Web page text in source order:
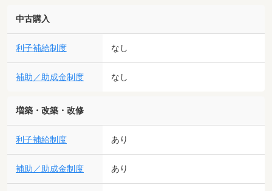
中古購入
利子補給制度 なし
補助／助成金制度 なし
増築・改築・改修
利子補給制度 あり
補助／助成金制度 あり